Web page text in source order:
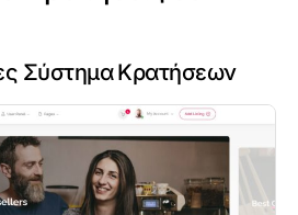
Σύστημα Κρατήσεων